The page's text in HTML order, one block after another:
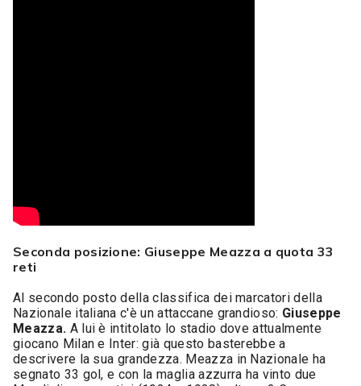
Seconda posizione: Giuseppe Meazza a quota 33
reti
Al secondo posto della classifica dei marcatori della
Nazionale italiana c'è un attaccane grandioso: Giuseppe
Meazza. A lui è intitolato lo stadio dove attualmente
giocano Milan e Inter: già questo basterebbe a
descrivere la sua grandezza. Meazza in Nazionale ha
segnato 33 gol, e con la maglia azzurra ha vinto due